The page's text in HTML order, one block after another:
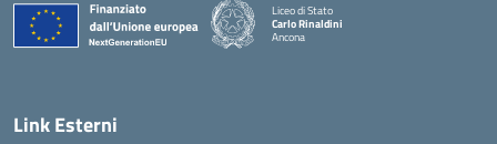
Liceo di Stato
Carlo Rinaldini
Ancona
Link Esterni